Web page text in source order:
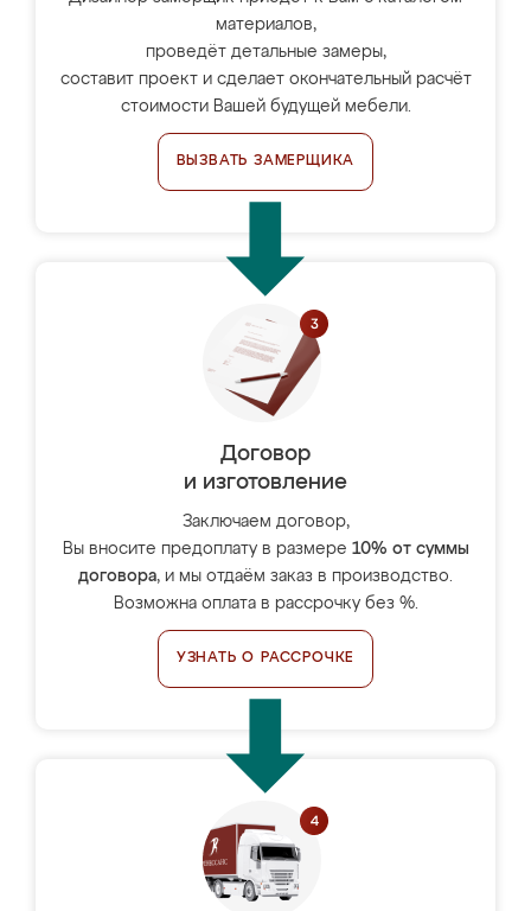
материалов,
проведёт детальные замеры,
составит проект и сделает окончательный расчёт
стоимости Вашей будущей мебели.
ВЫЗВАТЬ ЗАМЕРЩИКА
Договор
и изготовление
Заключаем договор,
Вы вносите предоплату в размере 10% от суммы
договора, и мы отдаём заказ в производство.
Возможна оплата в рассрочку без %.
УЗНАТЬ О РАССРОЧКЕ